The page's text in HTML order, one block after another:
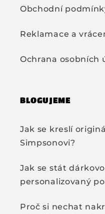
Obchodní
Reklamace a
Ochrana osobních
BLOGUJEME
Jak se kreslí
Simpsonovi?
Jak se stát
personalizovaný
Proč si nechat